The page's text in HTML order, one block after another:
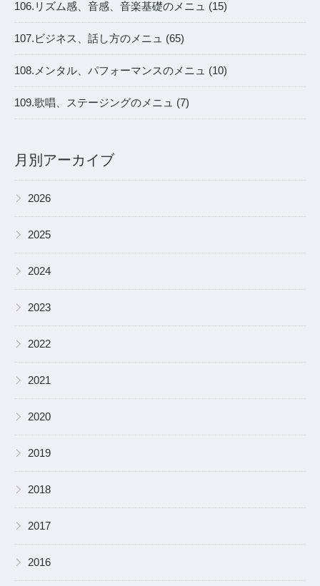
106.リズム感、音感、音楽基礎のメニュ (15)
107.ビジネス、話し方のメニュ (65)
108.メンタル、パフォーマンスのメニュ (10)
109.歌唱、ステージングのメニュ (7)
月別アーカイブ
▶ 2026
▶ 2025
▶ 2024
▶ 2023
▶ 2022
▶ 2021
▶ 2020
▶ 2019
▶ 2018
▶ 2017
▶ 2016